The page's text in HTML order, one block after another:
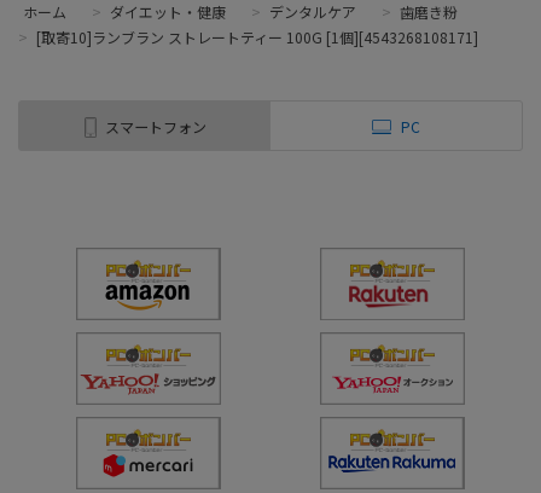
ホーム > ダイエット・健康 > デンタルケア > 歯磨き粉
> [取寄10]ランブラン ストレートティー 100G [1個][4543268108171]
スマートフォン PC